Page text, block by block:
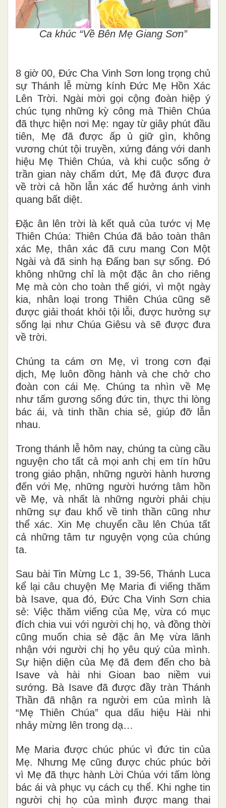
Ca khúc “Về Bên Mẹ Giang Sơn”
8 giờ 00, Đức Cha Vinh Sơn long trọng chủ
sự Thánh lễ mừng kính Đức Mẹ Hồn Xác
Lên Trời. Ngài mời gọi cộng đoàn hiệp ý
chúc tụng những kỳ công mà Thiên Chúa
đã thực hiện nơi Mẹ: ngay từ giây phút đầu
tiên, Mẹ đã được ấp ủ giữ gìn, không
vương chút tội truyền, xứng đáng với danh
hiệu Mẹ Thiên Chúa, và khi cuộc sống ở
trần gian này chấm dứt, Mẹ đã được đưa
về trời cả hồn lẫn xác để hưởng ánh vinh
quang bất diệt.
Đặc ân lên trời là kết quả của tước vị Mẹ
Thiên Chúa: Thiên Chúa đã bảo toàn thân
xác Mẹ, thân xác đã cưu mang Con Một
Ngài và đã sinh hạ Đấng ban sự sống. Đó
không những chỉ là một đặc ân cho riêng
Mẹ mà còn cho toàn thế giới, vì một ngày
kia, nhân loại trong Thiên Chúa cũng sẽ
được giải thoát khỏi tội lỗi, được hưởng sự
sống lại như Chúa Giêsu và sẽ được đưa
về trời.
Chúng ta cám ơn Mẹ, vì trong cơn đại
dịch, Mẹ luôn đồng hành và che chở cho
đoàn con cái Mẹ. Chúng ta nhìn về Mẹ
như tấm gương sống đức tin, thực thi lòng
bác ái, và tinh thần chia sẻ, giúp đỡ lẫn
nhau.
Trong thánh lễ hôm nay, chúng ta cùng cầu
nguyện cho tất cả mọi anh chị em tín hữu
trong giáo phận, những người hành hương
đến với Mẹ, những người hướng tâm hồn
về Mẹ, và nhất là những người phải chịu
những sự đau khổ về tinh thần cũng như
thể xác. Xin Mẹ chuyển cầu lên Chúa tất
cả những tâm tư nguyện vọng của chúng
ta.
Sau bài Tin Mừng Lc 1, 39-56, Thánh Luca
kể lại câu chuyện Mẹ Maria đi viếng thăm
bà Isave, qua đó, Đức Cha Vinh Sơn chia
sẻ: Việc thăm viếng của Mẹ, vừa có mục
đích chia vui với người chị họ, và đồng thời
cũng muốn chia sẻ đặc ân Mẹ vừa lãnh
nhận với người chị họ yêu quý của mình.
Sự hiện diện của Mẹ đã đem đến cho bà
Isave và hài nhi Gioan bao niềm vui
sướng. Bà Isave đã được đầy tràn Thánh
Thần đã nhận ra người em của mình là
“Mẹ Thiên Chúa” qua dấu hiệu Hài nhi
nhảy mừng lên trong dạ…
Mẹ Maria được chúc phúc vì đức tin của
Mẹ. Nhưng Mẹ cũng được chúc phúc bởi
vì Mẹ đã thực hành Lời Chúa với tấm lòng
bác ái và phục vụ cách cụ thể. Khi nghe tin
người chị họ của mình được mang thai